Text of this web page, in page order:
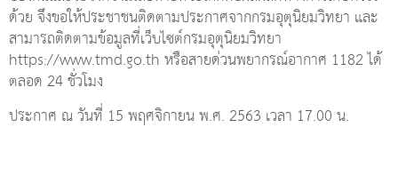
ด้วย จึงขอให้ประชาชนติดตามประกาศจากกรมอุตุนิยมวิทยา และ
สามารถติดตามข้อมูลที่เว็บไซต์กรมอุตุนิยมวิทยา
https://www.tmd.go.th หรือสายด่วนพยากรณ์อากาศ 1182 ได้
ตลอด 24 ชั่วโมง
ประกาศ ณ วันที่ 15 พฤศจิกายน พ.ศ. 2563 เวลา 17.00 น.